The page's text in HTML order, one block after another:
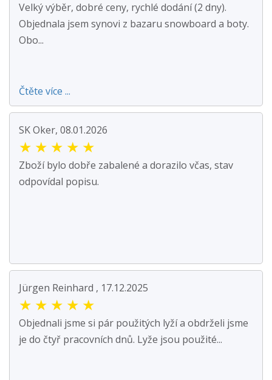
Velký výběr, dobré ceny, rychlé dodání (2 dny).
Objednala jsem synovi z bazaru snowboard a boty.
Obo...
Čtěte více ...
SK Oker, 08.01.2026
★ ★ ★ ★ ★
Zboží bylo dobře zabalené a dorazilo včas, stav
odpovídal popisu.
Jürgen Reinhard , 17.12.2025
★ ★ ★ ★ ★
Objednali jsme si pár použitých lyží a obdrželi jsme
je do čtyř pracovních dnů. Lyže jsou použité...